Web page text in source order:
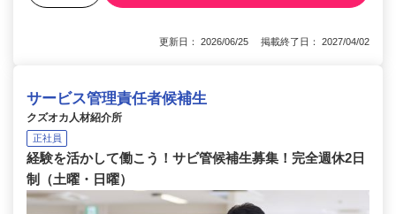
更新日： 2026/06/25 掲載終了日： 2027/04/02
サービス管理責任者候補生
クズオカ人材紹介所
正社員
経験を活かして働こう！サビ管候補生募集！完全週休2日
制（土曜・日曜）